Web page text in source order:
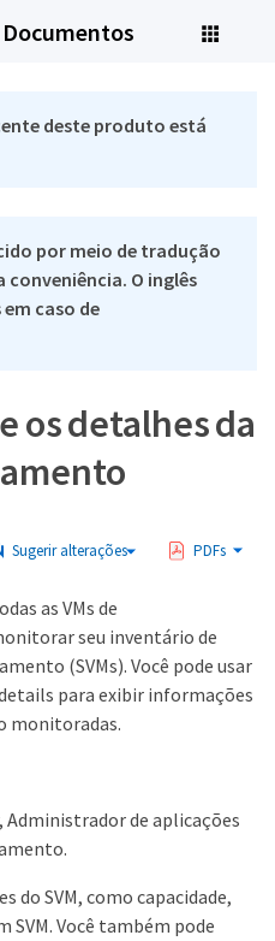
Documentos
deste produto está
por meio de tradução
O inglês
caso de
os detalhes da
Sugerir alterações PDFs
as VMs de
seu inventário de
(SVMs). Você pode usar
para exibir informações
monitoradas.
Administrador de aplicações
do SVM, como capacidade,
SVM. Você também pode